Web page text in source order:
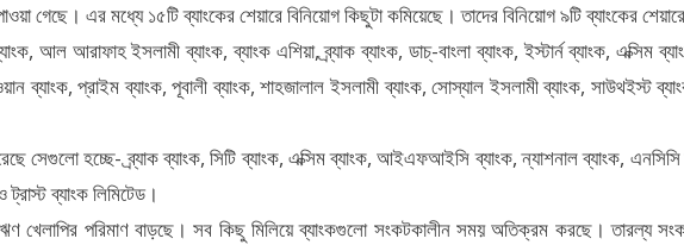
গেছে। এর মধ্যে ১৫টি ব্যাংকের শেয়ারে বিনিয়োগ কিছুটা কমিয়েছে। তাদের বিনিয়োগ ৯টি ব্যাংকের
আল আরাফাহ ইসলামী ব্যাংক, ব্যাংক এশিয়া, ব্র্যাক ব্যাংক, ডাচ্-বাংলা ব্যাংক, ইস্টার্ন ব্যাংক,
ব্যাংক, প্রাইম ব্যাংক, পূবালী ব্যাংক, শাহজালাল ইসলামী ব্যাংক, সোস্যাল ইসলামী ব্যাংক, সাউথইস্ট
সেগুলো হচ্ছে- ব্র্যাক ব্যাংক, সিটি ব্যাংক, এক্সিম ব্যাংক, আইএফআইসি ব্যাংক, ন্যাশনাল ব্যাংক, এনসিসি
ট্রাস্ট ব্যাংক লিমিটেড।
ঋণ খেলাপির পরিমাণ বাড়ছে। সব কিছু মিলিয়ে ব্যাংকগুলো সংকটকালীন সময় অতিক্রম করছে। তারল্য